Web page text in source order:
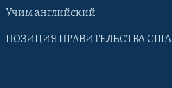
Учим английский
ПОЗИЦИЯ ПРАВИТЕЛЬСТВА США